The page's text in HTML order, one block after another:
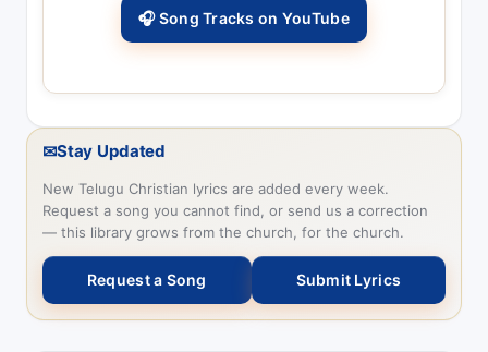
🎧 Song Tracks on YouTube
✉Stay Updated
New Telugu Christian lyrics are added every week.
Request a song you cannot find, or send us a correction
— this library grows from the church, for the church.
Request a Song Submit Lyrics